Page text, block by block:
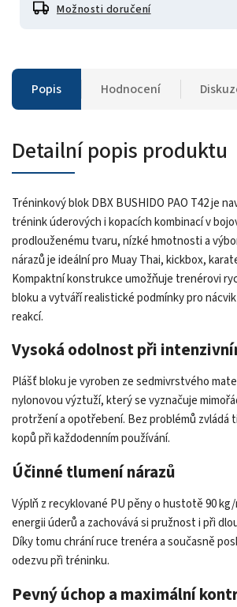
Možnosti doručení
Popis Hodnocení
Detailní popis produktu
Tréninkový blok DBX BUSHIDO PAO T42 je
trénink úderových i kopacích kombinací v
prodlouženému tvaru, nízké hmotnosti a
nárazů je ideální pro Muay Thai, kickbox,
Kompaktní konstrukce umožňuje trenérovi
bloku a vytváří realistické podmínky pro
reakcí.
Vysoká odolnost při
Plášť bloku je vyroben ze sedmivrstvého
nylonovou výztuží, který se vyznačuje
protržení a opotřebení. Bez problémů zvládá
kopů při každodenním používání.
Účinné tlumení nárazů
Výplň z recyklované PU pěny o hustotě 90
energii úderů a zachovává si pružnost i při
Díky tomu chrání ruce trenéra a současně
odezvu při tréninku.
Pevný úchop a maximální